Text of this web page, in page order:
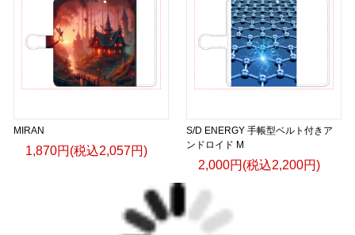
MIRAN
1,870円(税込2,057円)
S/D ENERGY 手帳型ベルト付きア
ンドロイド M
2,000円(税込2,200円)